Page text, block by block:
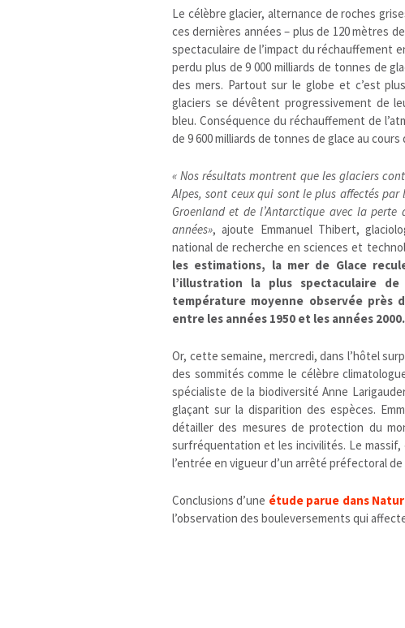
Le célèbre glacier, alternance de roches
ces dernières années – plus de 120 mètres
spectaculaire de l’impact du réchauffement
perdu plus de 9 000 milliards de tonnes de
des mers. Partout sur le globe et c’est
glaciers se dévêtent progressivement de
bleu. Conséquence du réchauffement de
de 9 600 milliards de tonnes de glace au
« Nos résultats montrent que les glaciers
Alpes, sont ceux qui sont le plus affectés
Groenland et de l’Antarctique avec la
années», ajoute Emmanuel Thibert,
national de recherche en sciences et
les estimations, la mer de Glace
l’illustration la plus spectaculaire
température moyenne observée près
entre les années 1950 et les années 2000.
Or, cette semaine, mercredi, dans l’hôtel
des sommités comme le célèbre
spécialiste de la biodiversité Anne
glaçant sur la disparition des espèces.
détailler des mesures de protection du
surfréquentation et les incivilités. Le massif,
l’entrée en vigueur d’un arrêté préfectoral
Conclusions d’une étude parue dans
l’observation des bouleversements qui